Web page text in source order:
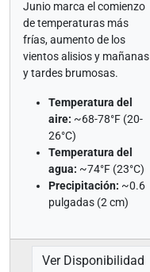
Junio marca el comienzo
de temperaturas más
frías, aumento de los
vientos alisios y mañanas
y tardes brumosas.
Temperatura del
aire: ~68-78°F (20-
26°C)
Temperatura del
agua: ~74°F (23°C)
Precipitación: ~0.6
pulgadas (2 cm)
Ver Disponibilidad